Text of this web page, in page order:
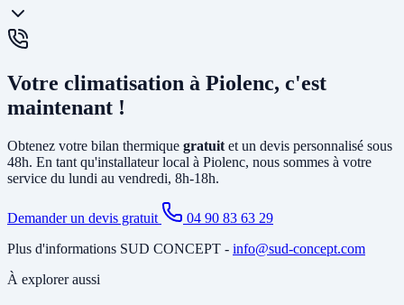
circuit de chauffage (radiateurs ou plancher chauffant) et peut aussi
produire votre eau chaude sanitaire. Elle remplace avantageusement
une chaudière gaz ou fioul et est éligible à MaPrimeRénov'.
Oui, un
proposons descontrats de maintenance à Piolenc incluant le
nettoyage des filtres, la vérification du circuit frigorifique, le contrôle
des performances et la recharge éventuelle du fluide.
Votre climatisation à Piolenc, c'est
maintenant !
Obtenez votre bilan thermique gratuit et un devis personnalisé sous
48h. En tant qu'installateur local à Piolenc, nous sommes à votre
service du lundi au vendredi, 8h-18h.
Demander un devis gratuit
04 90 83 63 29
Plus d'informations SUD CONCEPT - info@sud-concept.com
À explorer aussi